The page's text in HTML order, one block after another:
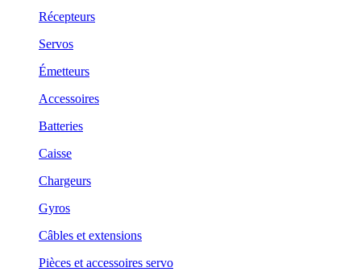
Récepteurs
Servos
Émetteurs
Accessoires
Batteries
Caisse
Chargeurs
Gyros
Câbles et extensions
Pièces et accessoires servo